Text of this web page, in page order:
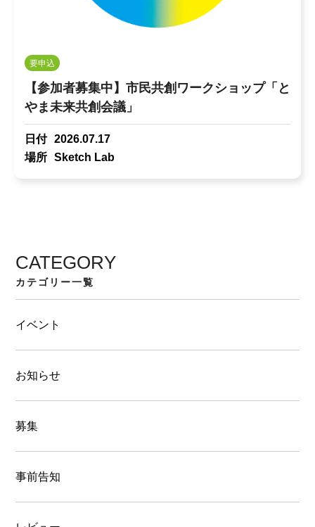
要申込
【参加者募集中】市民共創ワークショップ「と
やま未来共創会議」
日付 2026.07.17
場所 Sketch Lab
CATEGORY
カテゴリー一覧
イベント
お知らせ
募集
事前告知